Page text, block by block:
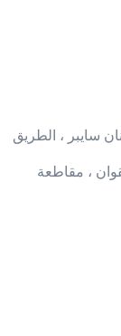
4 ، مدينة تيانان سايبر ، الطريق
، مقاطعة